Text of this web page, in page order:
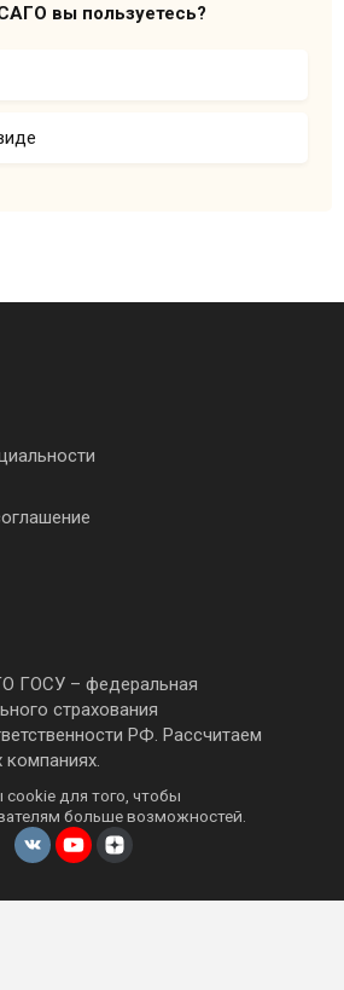
вы пользуетесь?
ГОСУ – федеральная
страхования
РФ. Рассчитаем
для того, чтобы
больше возможностей.